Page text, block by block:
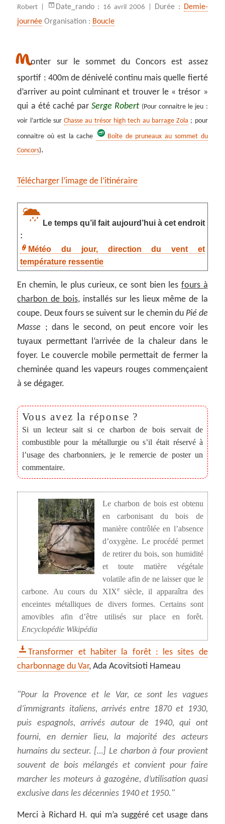
Robert |
Date_rando : 16 avril 2006 | Durée :
Demie-
journée Organisation : Boucle
Monter sur le sommet du Concors est assez
sportif : 400m de dénivelé continu mais quelle fierté
d’arriver au point culminant et trouver le « trésor »
qui a été caché par Serge Robert (Pour connaitre le jeu :
voir l’article surChasse au trésor high tech au barrage Zola ; pour
connaitre où est la cache
Boîte de pruneaux au sommet du
Concors).
Télécharger l’image de l’itinéraire
Le temps qu’il fait aujourd’hui à cet endroit
:
Météo du jour, direction du vent et
température ressentie
En chemin, le plus curieux, ce sont bien les fours à
charbon de bois, installés sur les lieux même de la
coupe. Deux fours se suivent sur le chemin du Pié de
Masse ; dans le second, on peut encore voir les
tuyaux permettant l’arrivée de la chaleur dans le
foyer. Le couvercle mobile permettait de fermer la
cheminée quand les vapeurs rouges commençaient
à se dégager.
Si un lecteur sait si ce charbon de bois servait de
combustible pour la métallurgie ou s’il était réservé à
l’usage des charbonniers, je le remercie de poster un
commentaire.
Le charbon de bois est obtenu
en carbonisant du bois de
manière contrôlée en l’absence
d’oxygène. Le procédé permet
de retirer du bois, son humidité
et toute matière végétale
volatile afin de ne laisser que le
carbone. Au cours du XIXesiècle, il apparaîtra des
enceintes métalliques de divers formes. Certains sont
amovibles afin d’être utilisés sur place en forêt.
Encyclopédie Wikipédia
Transformer et habiter la forêt : les sites de
charbonnage du Var, Ada Acovitsioti Hameau
Pour la Provence et le Var, ce sont les vagues
d’immigrants italiens, arrivés entre 1870 et 1930,
puis espagnols, arrivés autour de 1940, qui ont
fourni, en dernier lieu, la majorité des acteurs
humains du secteur. […] Le charbon à four provient
souvent de bois mélangés et convient pour faire
marcher les moteurs à gazogène, d’utilisation quasi
exclusive dans les décennies 1940 et 1950.
Merci à Richard H. qui m’a suggéré cet usage dans